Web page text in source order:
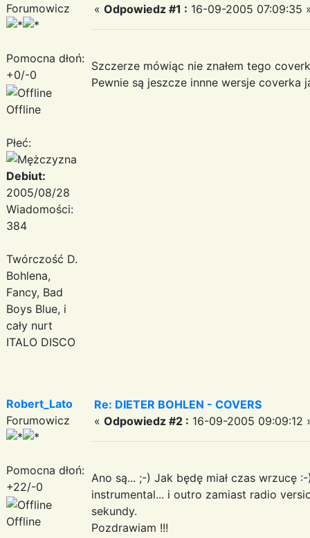
Forumowicz
Pomocna dłoń:
+0/-0
Offline
Płeć:
Debiut:
2005/08/28
Wiadomości:
384
Twórczość D.
Bohlena,
Fancy, Bad
Boys Blue, i
cały nurt
ITALO DISCO
« Odpowiedz #1 : 16-09-2005 07:09:35
Szczerze mówiąc nie znałem tego
Pewnie są jeszcze innne wersje coverka
Robert_Lato
Forumowicz
Pomocna dłoń:
+22/-0
Offline
Re: DIETER BOHLEN - COVERS
« Odpowiedz #2 : 16-09-2005 09:09:12
Ano są... ;-) Jak będę miał czas wrzucę
instrumental... i outro zamiast radio
sekundy.
Pozdrawiam !!!